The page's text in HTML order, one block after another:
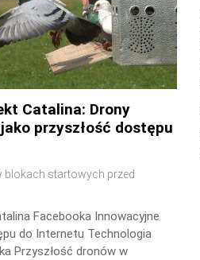
Catalina: Drony
przyszłość dostępu
blokach startowych przed
Facebooka Innowacyjne
do Internetu Technologia
Przyszłość dronów w